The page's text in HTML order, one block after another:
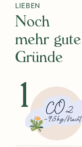
LIEBEN
Noch
mehr gute
Gründe
1